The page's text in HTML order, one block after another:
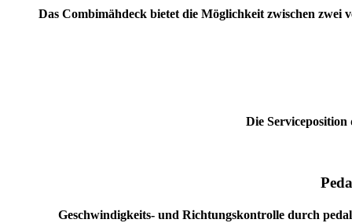
Das Combimähdeck bietet die Möglichkeit zwischen
Die
Geschwindigkeits- und Richtungskontrolle durch